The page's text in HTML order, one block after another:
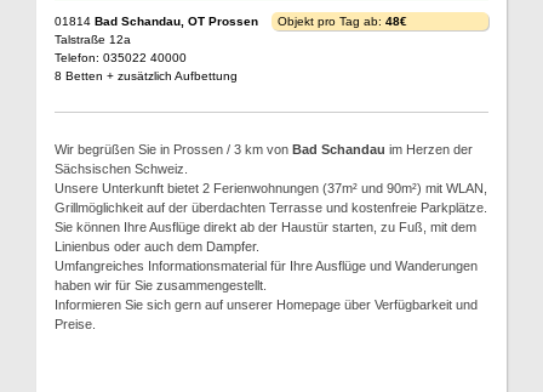
01814 Bad Schandau, OT Prossen
Talstraße 12a
Telefon: 035022 40000
8 Betten + zusätzlich Aufbettung
Objekt pro Tag ab: 48€
Wir begrüßen Sie in Prossen / 3 km von Bad Schandau im Herzen der
Sächsischen Schweiz.
Unsere Unterkunft bietet 2 Ferienwohnungen (37m² und 90m²) mit WLAN,
Grillmöglichkeit auf der überdachten Terrasse und kostenfreie Parkplätze.
Sie können Ihre Ausflüge direkt ab der Haustür starten, zu Fuß, mit dem
Linienbus oder auch dem Dampfer.
Umfangreiches Informationsmaterial für Ihre Ausflüge und Wanderungen
haben wir für Sie zusammengestellt.
Informieren Sie sich gern auf unserer Homepage über Verfügbarkeit und
Preise.